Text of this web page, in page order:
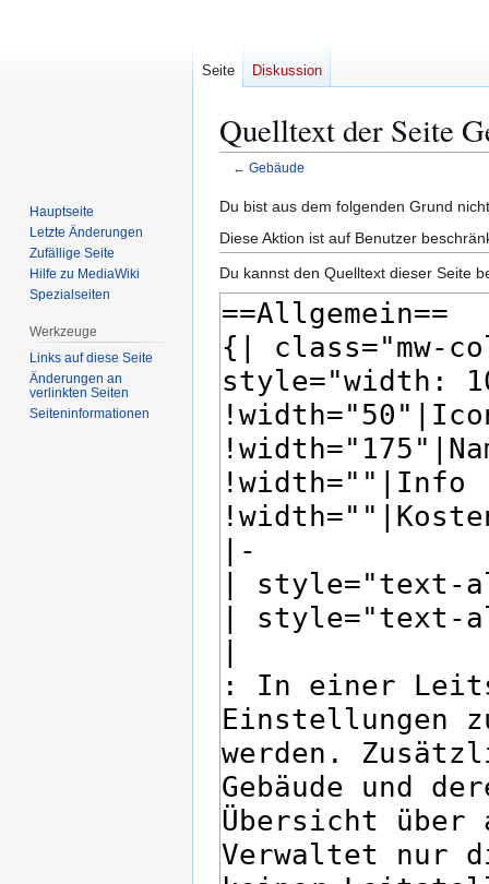
Quelltext der Seite
← Gebäude
Zur
Navigation
springen
Zur
Suche
springen
Du bist aus dem folgenden Grund
Diese Aktion ist auf Benutzer
Du kannst den Quelltext dieser Seite
Seite Diskussion
Hauptseite
Letzte Änderungen
Zufällige Seite
Hilfe zu MediaWiki
Spezialseiten
Werkzeuge
Links auf diese Seite
Änderungen an
verlinkten Seiten
Seiten­­informationen